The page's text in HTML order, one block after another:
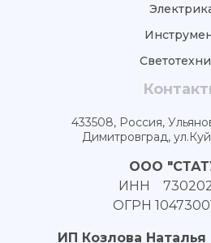
433508, Россия,
Димитровград,
ООО
ИНН
ОГРН
ИП Козлова